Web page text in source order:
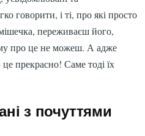
говорити, і ті, про які просто
переживаєш його,
про це не можеш. А адже
прекрасно! Саме тоді їх
з почуттями